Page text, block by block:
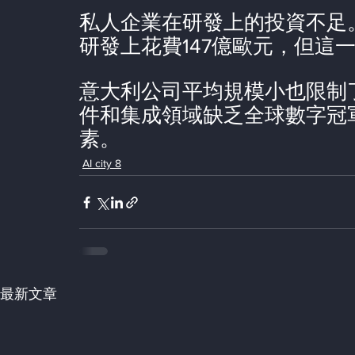
私人企業在研發上的投資不
研發上花費147億歐元，但這
意大利公司平均規模小也限
件和集成領域缺乏全球數字
素。
AI city 8
最新文章